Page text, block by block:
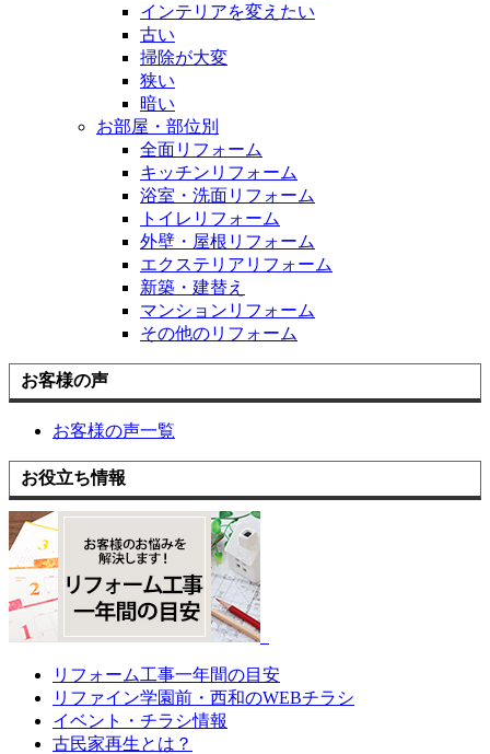
インテリアを変えたい
古い
掃除が大変
狭い
暗い
お部屋・部位別
全面リフォーム
キッチンリフォーム
浴室・洗面リフォーム
トイレリフォーム
外壁・屋根リフォーム
エクステリアリフォーム
新築・建替え
マンションリフォーム
その他のリフォーム
お客様の声
お客様の声一覧
お役立ち情報
リフォーム工事一年間の目安
リファイン学園前・西和のWEBチラシ
イベント・チラシ情報
古民家再生とは？